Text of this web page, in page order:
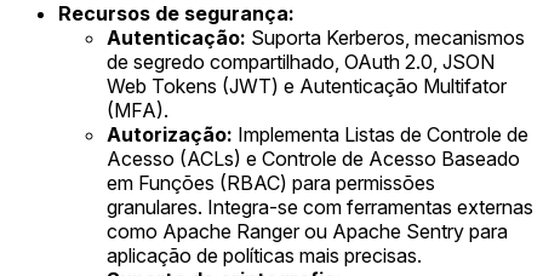
Recursos de segurança:
Autenticação: Suporta Kerberos, mecanismos
de segredo compartilhado, OAuth 2.0, JSON
Web Tokens (JWT) e Autenticação Multifator
(MFA).
Autorização: Implementa Listas de Controle de
Acesso (ACLs) e Controle de Acesso Baseado
em Funções (RBAC) para permissões
granulares. Integra-se com ferramentas externas
como Apache Ranger ou Apache Sentry para
aplicação de políticas mais precisas.